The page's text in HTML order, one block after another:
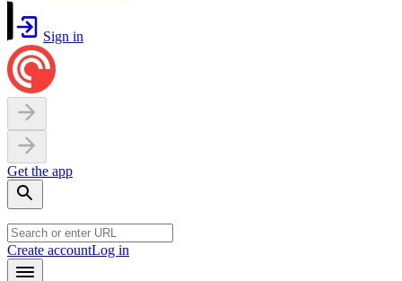
Sign in
Get the app
Create accountLog in